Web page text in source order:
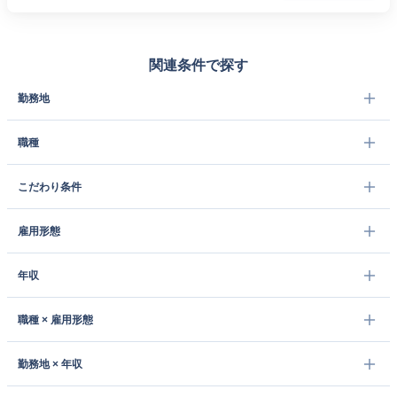
関連条件で探す
勤務地
職種
こだわり条件
雇用形態
年収
職種 × 雇用形態
勤務地 × 年収